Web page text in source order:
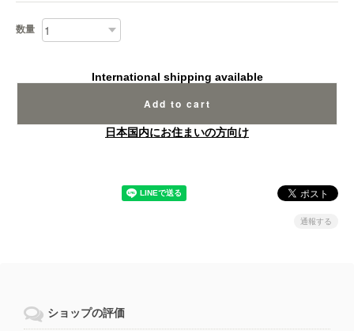
数量
International shipping available
Add to cart
日本国内にお住まいの方向け
通報する
ショップの評価